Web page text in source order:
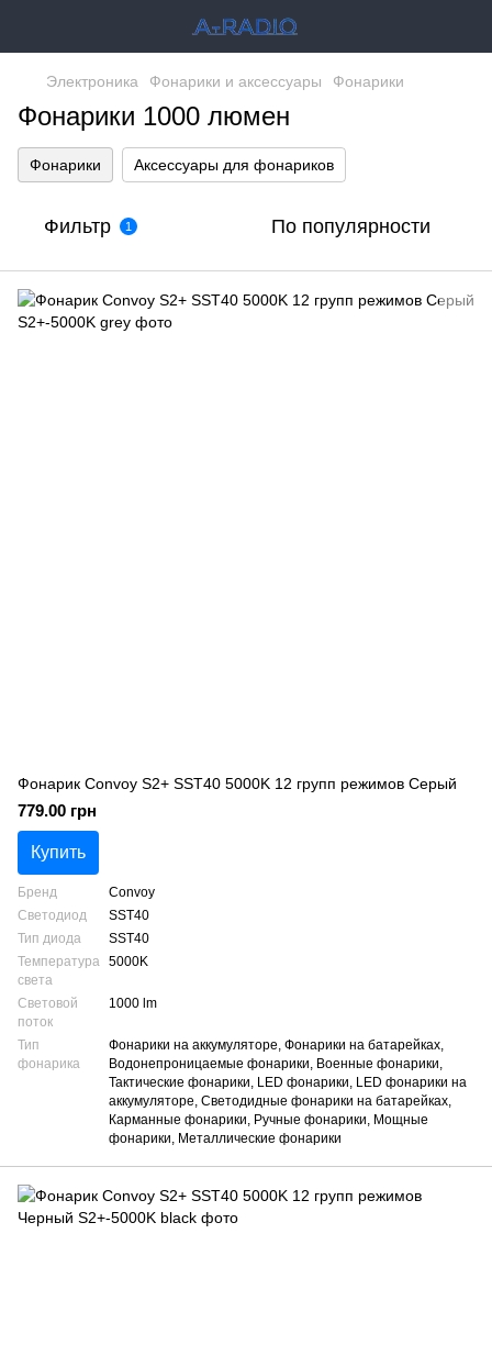
Электроника Фонарики и аксессуары Фонарики
Фонарики 1000 люмен
Фонарики Аксессуары для фонариков
Фильтр 1 По популярности
Фонарик Convoy S2+ SST40 5000K 12 групп режимов Серый
779.00 грн
Купить
Бренд
Convoy
Светодиод
SST40
Тип диода
SST40
Температура
света
5000K
Световой
поток
1000 lm
Тип
фонарика
Фонарики на аккумуляторе, Фонарики на батарейках,
Водонепроницаемые фонарики, Военные фонарики,
Тактические фонарики, LED фонарики, LED фонарики на
аккумуляторе, Светодидные фонарики на батарейках,
Карманные фонарики, Ручные фонарики, Мощные
фонарики, Металлические фонарики